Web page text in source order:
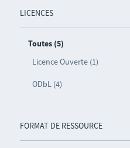
LICENCES
Toutes (5)
Licence Ouverte (1)
ODbL (4)
FORMAT DE RESSOURCE